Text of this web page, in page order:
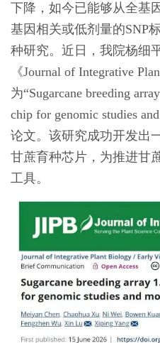
下降，如今已能够从全基
基因相关或低剂量的SNP
种研究。近日，我院杨细
《Journal of Integrative
为“Sugarcane breeding
chip for genomic studies
论文。该研究成功开发出
甘蔗育种芯片，为推进甘
工具。